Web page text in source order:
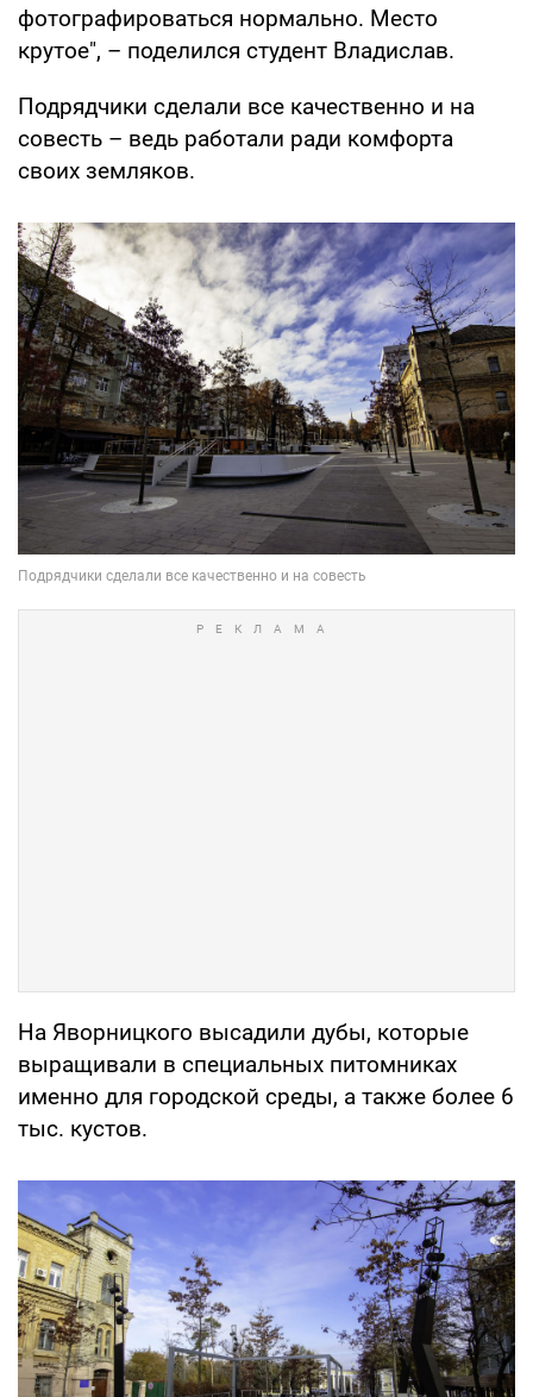
фотографироваться нормально. Место
крутое", – поделился студент Владислав.
Подрядчики сделали все качественно и на
совесть – ведь работали ради комфорта
своих земляков.
На Яворницкого высадили дубы, которые
выращивали в специальных питомниках
именно для городской среды, а также более 6
тыс. кустов.